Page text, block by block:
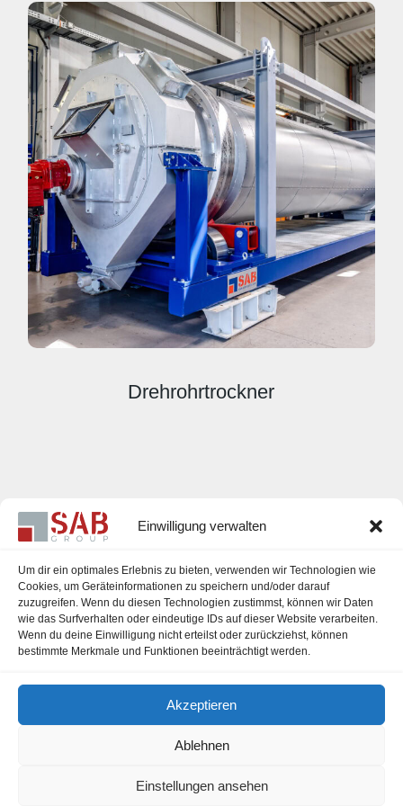
Einwilligung verwalten
Um dir ein optimales Erlebnis zu bieten, verwenden wir Technologien wie
Cookies, um Geräteinformationen zu speichern und/oder darauf
zuzugreifen. Wenn du diesen Technologien zustimmst, können wir Daten
wie das Surfverhalten oder eindeutige IDs auf dieser Website verarbeiten.
Wenn du deine Einwilligung nicht erteilst oder zurückziehst, können
bestimmte Merkmale und Funktionen beeinträchtigt werden.
Akzeptieren
Ablehnen
Einstellungen ansehen
Drehrohrtrockner
Karriere
Impressum
Datenschutzerklärung
Cookie-Richtlinie (EU)
office@sab-group.com